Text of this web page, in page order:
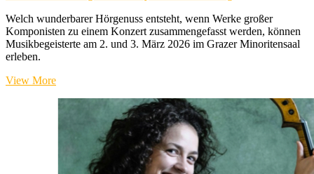
Welch wunderbarer Hörgenuss entsteht, wenn Werke großer
Komponisten zu einem Konzert zusammengefasst werden, können
Musikbegeisterte am 2. und 3. März 2026 im Grazer Minoritensaal
erleben.
View MoreVivaldi
Bach
Minoritensaal